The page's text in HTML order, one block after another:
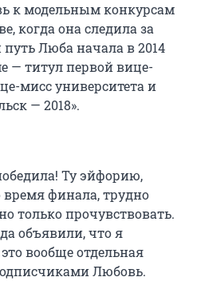
к модельным конкурсам
когда она следила за
Люба начала в 2014
— титул первой вице-
мисс университета и
— 2018».
Ту эйфорию,
финала, трудно
только прочувствовать.
объявили, что я
вообще отдельная
Любовь.